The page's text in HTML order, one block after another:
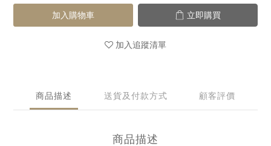
加入購物車 立即購買
加入追蹤清單
商品描述 送貨及付款方式 顧客評價
商品描述